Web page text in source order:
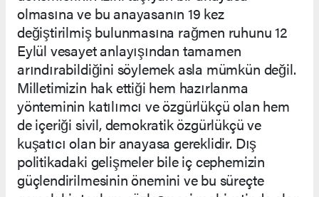
olmasına ve bu anayasanın 19 kez
değiştirilmiş bulunmasına rağmen ruhunu 12
Eylül vesayet anlayışından tamamen
arındırabildiğini söylemek asla mümkün değil.
Milletimizin hak ettiği hem hazırlanma
yönteminin katılımcı ve özgürlükçü olan hem
de içeriği sivil, demokratik özgürlükçü ve
kuşatıcı olan bir anayasa gereklidir. Dış
politikadaki gelişmeler bile iç cephemizin
güçlendirilmesinin önemini ve bu süreçte